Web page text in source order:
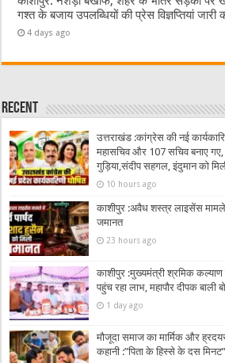
गश्त के बजाय उपलब्धियों की प्रेस विज्ञप्तियां
4 days ago
Recent
उत्तराखंड :कांग्रेस की नई
महासचिव और 107 सचिव बनाए गए,
गुड़िया,संदीप सहगल, इंदुमान को
10 hours ago
काशीपुर :अवैध शस्त्र लाइसेंस मामले
जमानत
23 hours ago
काशीपुर :मुख्यमंत्री श्रमिक
पहुंच रहा लाभ, महापौर दीपक बाली
1 day ago
मौजूदा समाज का मार्मिक और
कहानी :”पिता के हिस्से के दस मिनट”